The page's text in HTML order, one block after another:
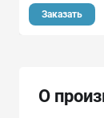
Заказать
О